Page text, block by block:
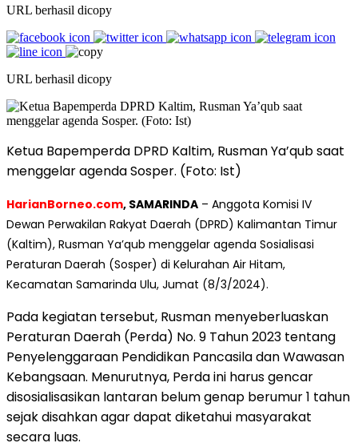
URL berhasil dicopy
URL berhasil dicopy
Ketua Bapemperda DPRD Kaltim, Rusman Ya’qub saat
menggelar agenda Sosper. (Foto: Ist)
HarianBorneo.com, SAMARINDA – Anggota Komisi IV
Dewan Perwakilan Rakyat Daerah (DPRD) Kalimantan Timur
(Kaltim), Rusman Ya’qub menggelar agenda Sosialisasi
Peraturan Daerah (Sosper) di Kelurahan Air Hitam,
Kecamatan Samarinda Ulu, Jumat (8/3/2024).
Pada kegiatan tersebut, Rusman menyeberluaskan
Peraturan Daerah (Perda) No. 9 Tahun 2023 tentang
Penyelenggaraan Pendidikan Pancasila dan Wawasan
Kebangsaan. Menurutnya, Perda ini harus gencar
disosialisasikan lantaran belum genap berumur 1 tahun
sejak disahkan agar dapat diketahui masyarakat
secara luas.